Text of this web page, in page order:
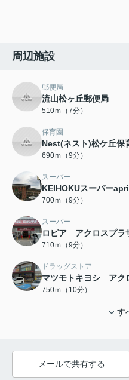
周辺施設
郵便局
流山松ヶ丘郵便局
510ｍ（7分）
保育園
Nest(ネスト)松ケ丘保
690ｍ（9分）
スーパー
KEIHOKUスーパー
700ｍ（9分）
スーパー
ロピア アクロスプラ
710ｍ（9分）
ドラッグストア
マツモトキヨシ アク
750ｍ（10分）
す
メールで共有する